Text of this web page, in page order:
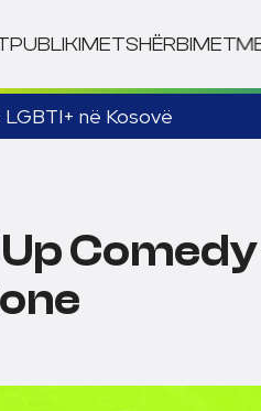
PUBLIKIMETSHËRBIMET
LGBTI+ në Kosovë